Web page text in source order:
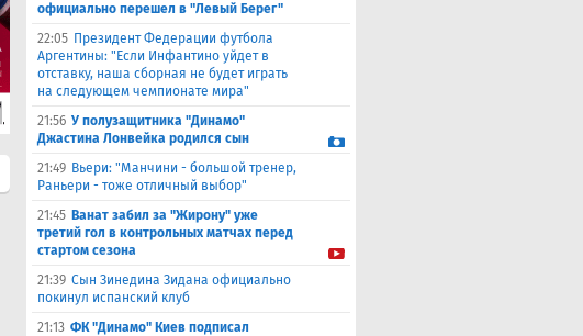
официально перешел в "Левый Берег"
22:05 Президент Федерации футбола
Аргентины: "Если Инфантино уйдет в
отставку, наша сборная не будет играть
на следующем чемпионате мира"
21:56 У полузащитника "Динамо"
Джастина Лонвейка родился сын
21:49 Вьери: "Манчини - большой тренер,
Раньери - тоже отличный выбор"
21:45 Ванат забил за "Жирону" уже
третий гол в контрольных матчах перед
стартом сезона
21:39 Сын Зинедина Зидана официально
покинул испанский клуб
21:13 ФК "Динамо" Киев подписал